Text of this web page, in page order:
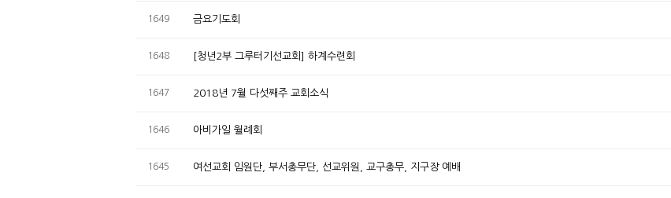
1649 금요기도회
1648 [청년2부 그루터기선교회] 하계수련회
1647 2018년 7월 다섯째주 교회소식
1646 아비가일 월례회
1645 여선교회 임원단, 부서총무단, 선교위원, 교구총무, 지구장 예배